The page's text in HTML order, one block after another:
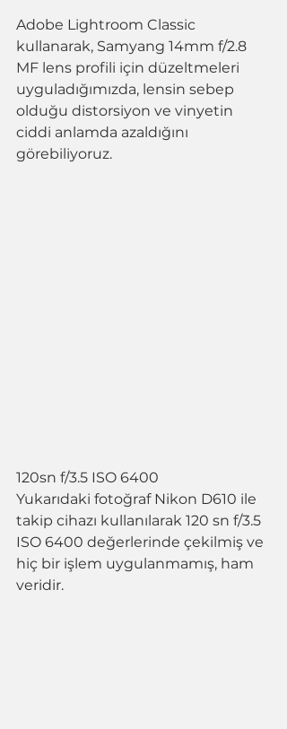
Adobe Lightroom Classic
kullanarak, Samyang 14mm f/2.8
MF lens profili için düzeltmeleri
uyguladığımızda, lensin sebep
olduğu distorsiyon ve vinyetin
ciddi anlamda azaldığını
görebiliyoruz.
120sn f/3.5 ISO 6400
Yukarıdaki fotoğraf Nikon D610 ile
takip cihazı kullanılarak 120 sn f/3.5
ISO 6400 değerlerinde çekilmiş ve
hiç bir işlem uygulanmamış, ham
veridir.